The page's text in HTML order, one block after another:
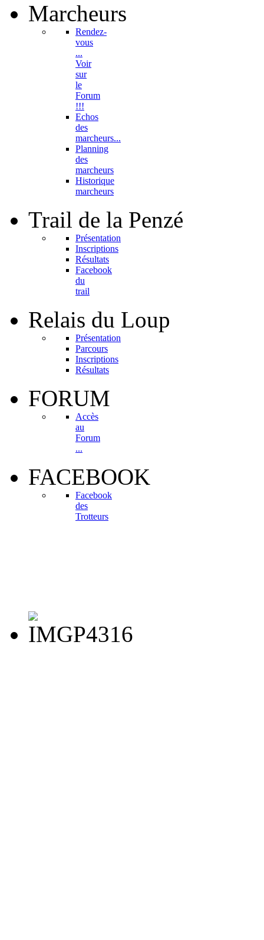
Marcheurs
Rendez-
vous
...
Voir
sur
le
Forum
!!!
Echos
des
marcheurs...
Planning
des
marcheurs
Historique
marcheurs
Trail de la Penzé
Présentation
Inscriptions
Résultats
Facebook
du
trail
Relais du Loup
Présentation
Parcours
Inscriptions
Résultats
FORUM
Accès
au
Forum
...
FACEBOOK
Facebook
des
Trotteurs